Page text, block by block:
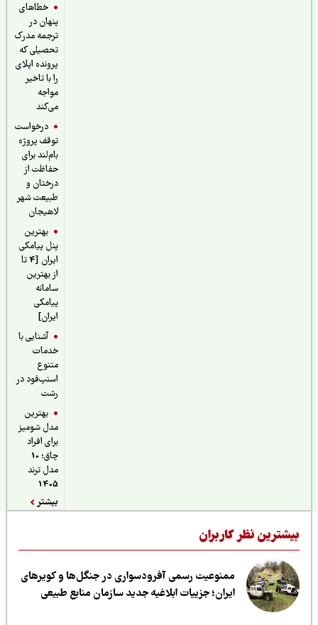
خطاهای
پنهان در
ترجمه مدرک
تحصیلی که
پرونده اپلای
را با تاخیر
درخواست
توقف پروژه
بام‌لند برای
حفاظت از
درختان و
طبیعت شهر
لاهیجان
بهترین
پنل پیامکی
ایران [4 تا
از بهترین
سامانه
پیامکی
آشنایی با
خدمات
اسنپ‌فود در
بهترین
مدل شومیز
برای افراد
چاق؛ 10
مدل ترند
نظر کاربران
ممنوعیت رسمی آفرودسواری در جنگل‌ها و کویرهای
ایران؛ جزییات ابلاغیه جدید سازمان منابع طبیعی